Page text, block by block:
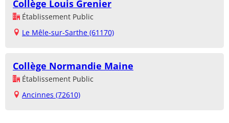
Collège Louis Grenier
Établissement Public
Le Mêle-sur-Sarthe (61170)
Collège Normandie Maine
Établissement Public
Ancinnes (72610)